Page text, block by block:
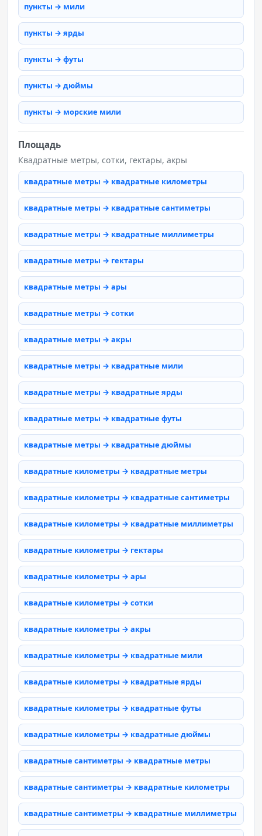
пункты → мили
пункты → ярды
пункты → футы
пункты → дюймы
пункты → морские мили
Площадь
Квадратные метры, сотки, гектары, акры
квадратные метры → квадратные километры
квадратные метры → квадратные сантиметры
квадратные метры → квадратные миллиметры
квадратные метры → гектары
квадратные метры → ары
квадратные метры → сотки
квадратные метры → акры
квадратные метры → квадратные мили
квадратные метры → квадратные ярды
квадратные метры → квадратные футы
квадратные метры → квадратные дюймы
квадратные километры → квадратные метры
квадратные километры → квадратные сантиметры
квадратные километры → квадратные миллиметры
квадратные километры → гектары
квадратные километры → ары
квадратные километры → сотки
квадратные километры → акры
квадратные километры → квадратные мили
квадратные километры → квадратные ярды
квадратные километры → квадратные футы
квадратные километры → квадратные дюймы
квадратные сантиметры → квадратные метры
квадратные сантиметры → квадратные километры
квадратные сантиметры → квадратные миллиметры